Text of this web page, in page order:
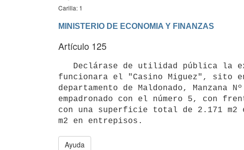
Carilla: 1
MINISTERIO DE ECONOMIA Y FINANZAS
Artículo 125
funcionara el "Casino Miguez", sito
departamento de Maldonado,
empadronado con el número 5, con
con una superficie total de 2.171
Ayuda